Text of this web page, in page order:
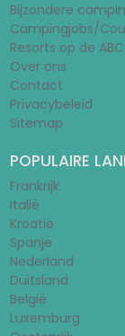
Bijzondere
Campingjobs/
Resorts op de
Over ons
Contact
Privacybeleid
Sitemap
POPULAIRE
Frankrijk
Italië
Kroatië
Spanje
Nederland
Duitsland
België
Luxemburg